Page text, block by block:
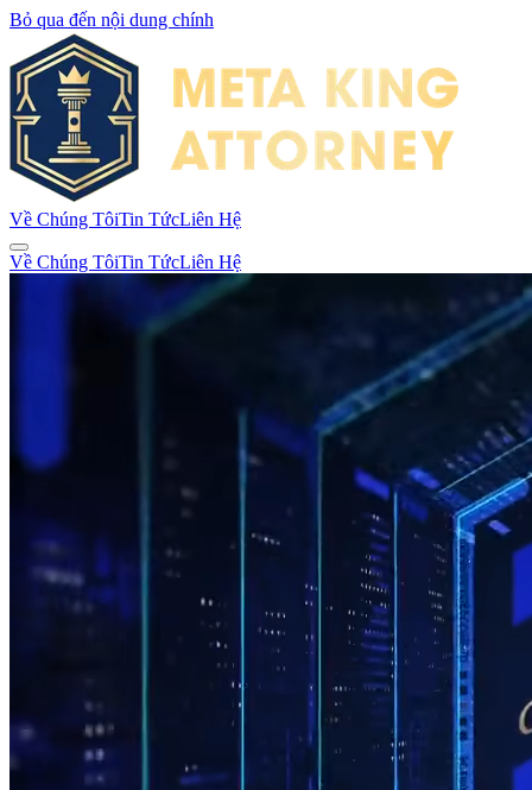
Bỏ qua đến nội dung chính
Về Chúng TôiTin TứcLiên Hệ
Về Chúng TôiTin TứcLiên Hệ